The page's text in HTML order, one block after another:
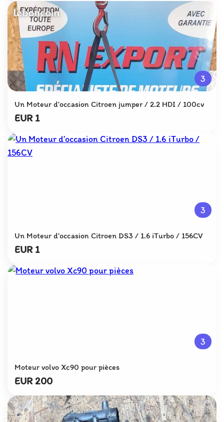
3
Un Moteur d’occasion Citroen jumper / 2.2 HDI / 100cv
EUR 1
3
Un Moteur d’occasion Citroen DS3 / 1.6 iTurbo / 156CV
EUR 1
3
Moteur volvo Xc90 pour pièces
EUR 200